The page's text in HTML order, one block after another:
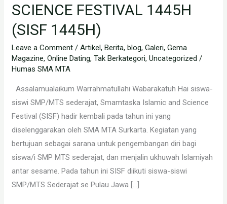
SCIENCE FESTIVAL 1445H
(SISF 1445H)
Leave a Comment /Artikel,Berita,blog,Galeri,Gema
Magazine,Online Dating,Tak Berkategori,Uncategorized /
Humas SMA MTA
Assalamualaikum Warrahmatullahi Wabarakatuh Hai siswa-
siswi SMP/MTS sederajat, Smamtaska Islamic and Science
Festival (SISF) hadir kembali pada tahun ini yang
diselenggarakan oleh SMA MTA Surkarta. Kegiatan yang
bertujuan sebagai sarana untuk pengembangan diri bagi
siswa/i SMP MTS sederajat, dan menjalin ukhuwah Islamiyah
antar sesame. Pada tahun ini SISF diikuti siswa-siswi
SMP/MTS Sederajat se Pulau Jawa […]